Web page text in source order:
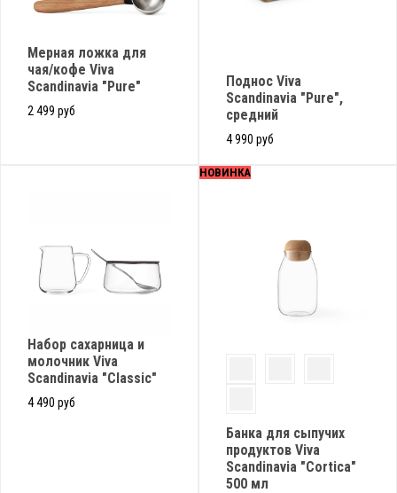
Мерная ложка для
чая/кофе Viva
Scandinavia "Pure"
2 499 руб
Поднос Viva
Scandinavia "Pure",
средний
4 990 руб
Набор сахарница и
молочник Viva
Scandinavia "Classic"
4 490 руб
НОВИНКА
Банка для сыпучих
продуктов Viva
Scandinavia "Cortica"
500 мл